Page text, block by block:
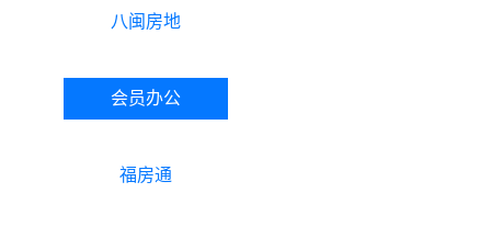
八闽房地
会员办公
福房通